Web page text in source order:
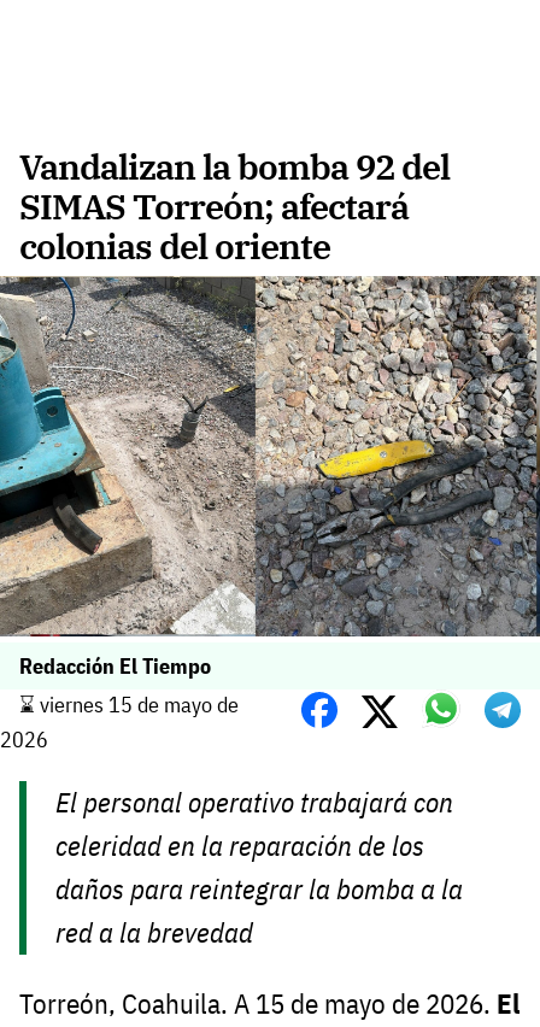
Vandalizan la bomba 92 del
SIMAS Torreón; afectará
colonias del oriente
Redacción El Tiempo
⌛️ viernes 15 de mayo de
2026
El personal operativo trabajará con
celeridad en la reparación de los
daños para reintegrar la bomba a la
red a la brevedad
Torreón, Coahuila. A 15 de mayo de 2026. El